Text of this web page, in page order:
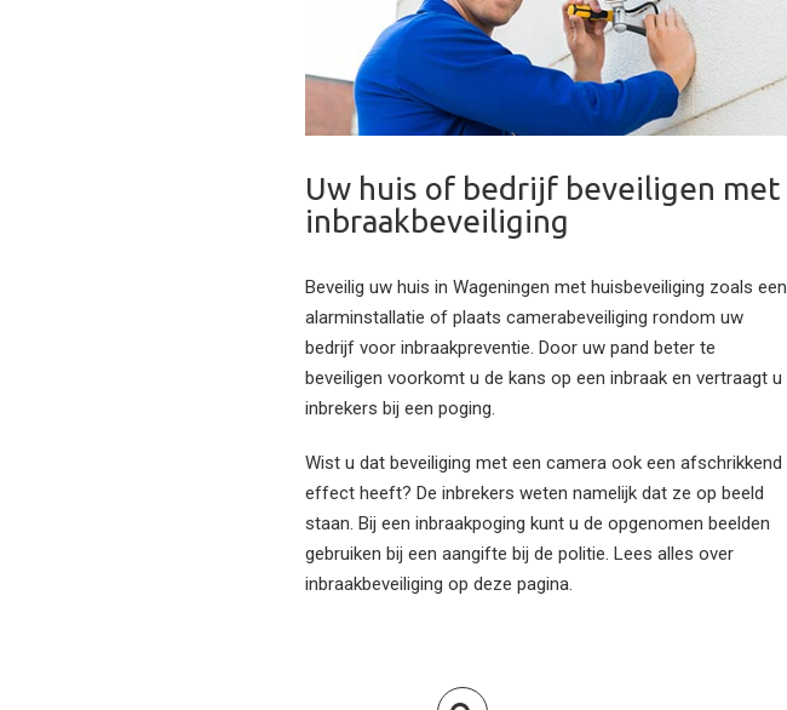
Uw huis of bedrijf beveiligen met
inbraakbeveiliging
Beveilig uw huis in Wageningen met huisbeveiliging zoals een
alarminstallatie of plaats camerabeveiliging rondom uw
bedrijf voor inbraakpreventie. Door uw pand beter te
beveiligen voorkomt u de kans op een inbraak en vertraagt u
inbrekers bij een poging.
Wist u dat beveiliging met een camera ook een afschrikkend
effect heeft? De inbrekers weten namelijk dat ze op beeld
staan. Bij een inbraakpoging kunt u de opgenomen beelden
gebruiken bij een aangifte bij de politie. Lees alles over
inbraakbeveiliging op deze pagina.